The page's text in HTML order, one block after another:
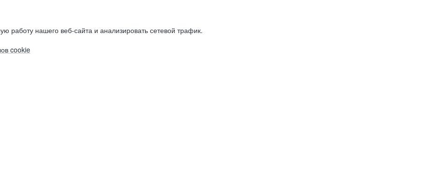
работу нашего веб-сайта и анализировать сетевой трафик.
cookie